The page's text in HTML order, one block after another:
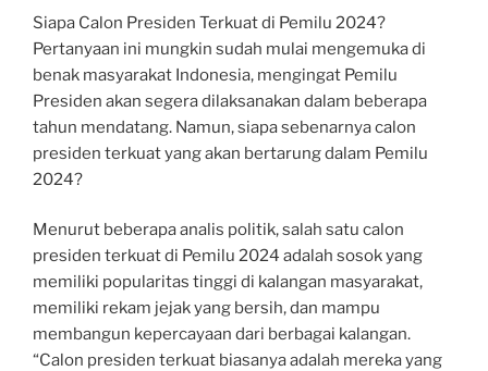
Siapa Calon Presiden Terkuat di Pemilu 2024?
Pertanyaan ini mungkin sudah mulai mengemuka di
benak masyarakat Indonesia, mengingat Pemilu
Presiden akan segera dilaksanakan dalam beberapa
tahun mendatang. Namun, siapa sebenarnya calon
presiden terkuat yang akan bertarung dalam Pemilu
2024?
Menurut beberapa analis politik, salah satu calon
presiden terkuat di Pemilu 2024 adalah sosok yang
memiliki popularitas tinggi di kalangan masyarakat,
memiliki rekam jejak yang bersih, dan mampu
membangun kepercayaan dari berbagai kalangan.
“Calon presiden terkuat biasanya adalah mereka yang